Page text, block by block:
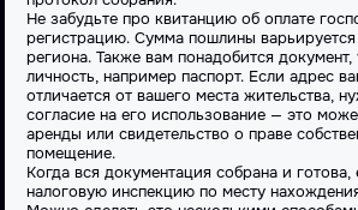
Не забудьте про квитанцию об оплате
регистрацию. Сумма пошлины
региона. Также вам понадобится
личность, например паспорт. Если адрес
отличается от вашего места жительства,
согласие на его использование — это
аренды или свидетельство о праве
помещение.
Когда вся документация собрана и
налоговую инспекцию по месту